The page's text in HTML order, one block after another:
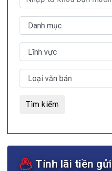
Tìm kiếm
Tính lãi tiền gửi